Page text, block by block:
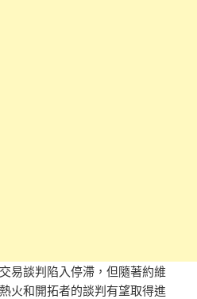
易談判陷入停滯，但隨著約維
火和開拓者的談判有望取得進